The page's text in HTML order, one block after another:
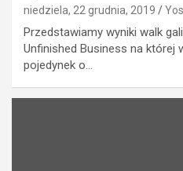
niedziela, 22 grudnia, 2019
Przedstawiamy wyniki walk
Unfinished Business na której
pojedynek o…